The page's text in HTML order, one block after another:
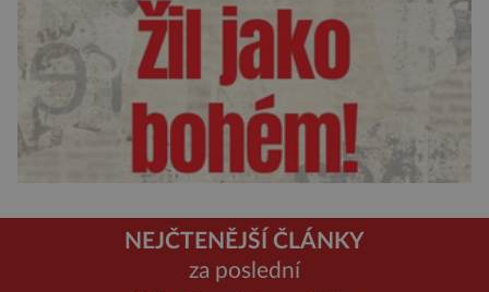
NEJČTENĚJŠÍ ČLÁNKY
za poslední